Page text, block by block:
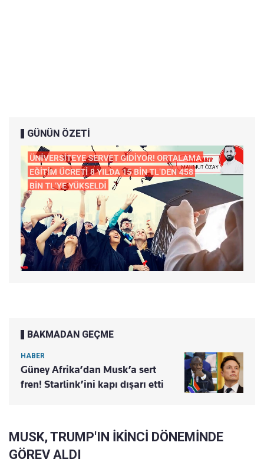
GÜNÜN ÖZETİ
BAKMADAN GEÇME
HABER
Güney Afrika’dan Musk’a sert
fren! Starlink’ini kapı dışarı etti
MUSK, TRUMP'IN İKİNCİ DÖNEMİNDE
GÖREV ALDI